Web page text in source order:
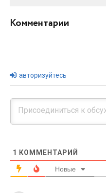
Комментарии
авторизуйтесь
1 КОММЕНТАРИЙ
Новые